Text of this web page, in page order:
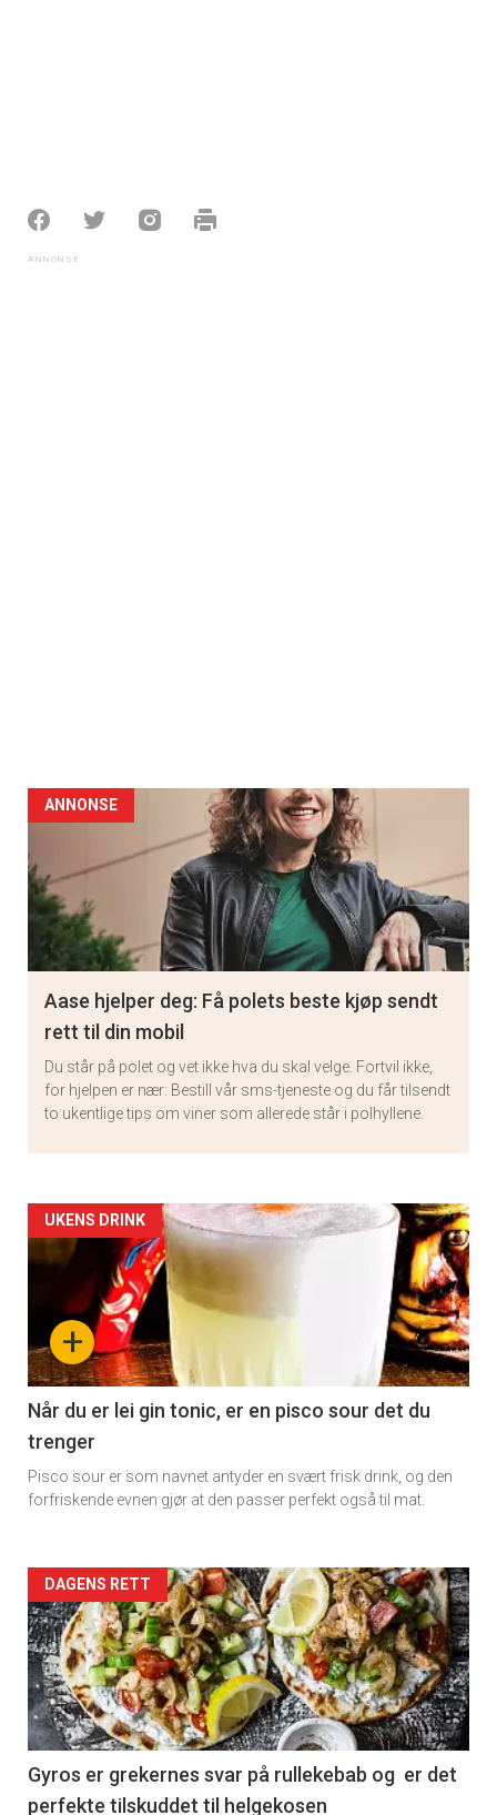
ANNONSE
Aase hjelper deg: Få polets beste kjøp sendt
rett til din mobil
Du står på polet og vet ikke hva du skal velge. Fortvil ikke,
for hjelpen er nær: Bestill vår sms-tjeneste og du får tilsendt
to ukentlige tips om viner som allerede står i polhyllene.
Artikler
detail
section
11
+
UKENS DRINK
Når du er lei gin tonic, er en pisco sour det du
trenger
Pisco sour er som navnet antyder en svært frisk drink, og den
forfriskende evnen gjør at den passer perfekt også til mat.
Artikler
detail
-
section
11
DAGENS RETT
Gyros er grekernes svar på rullekebab og er det
perfekte tilskuddet til helgekosen